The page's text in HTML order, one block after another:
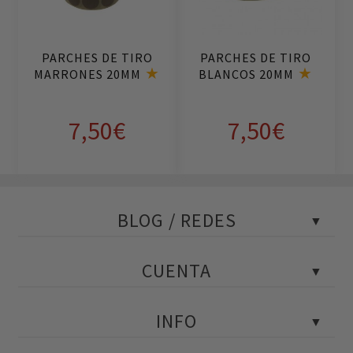
PARCHES DE TIRO
MARRONES 20MM
7,50€
to
PARCHES DE TIRO
BLANCOS 20MM
7,50€
to
BLOG / REDES
Tests policialesCUENTA
INFO